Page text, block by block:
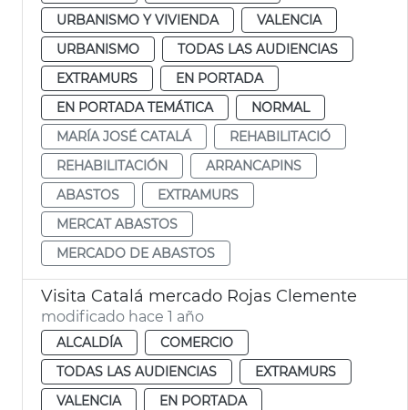
URBANISMO Y VIVIENDA
VALENCIA
URBANISMO
TODAS LAS AUDIENCIAS
EXTRAMURS
EN PORTADA
EN PORTADA TEMÁTICA
NORMAL
MARÍA JOSÉ CATALÁ
REHABILITACIÓ
REHABILITACIÓN
ARRANCAPINS
ABASTOS
EXTRAMURS
MERCAT ABASTOS
MERCADO DE ABASTOS
Visita Catalá mercado Rojas Clemente
modificado hace 1 año
ALCALDÍA
COMERCIO
TODAS LAS AUDIENCIAS
EXTRAMURS
VALENCIA
EN PORTADA